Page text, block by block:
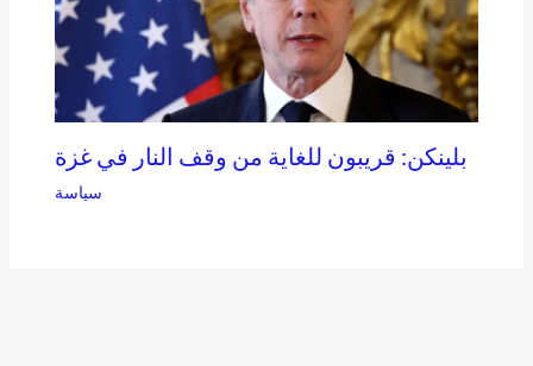
بلينكن: قريبون للغاية من وقف النار في غزة
سياسة